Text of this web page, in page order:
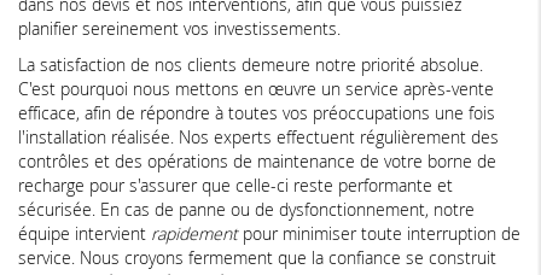
planifier sereinement vos investissements.
La satisfaction de nos clients demeure notre priorité absolue.
C'est pourquoi nous mettons en œuvre un service après-vente
efficace, afin de répondre à toutes vos préoccupations une fois
l'installation réalisée. Nos experts effectuent régulièrement des
contrôles et des opérations de maintenance de votre borne de
recharge pour s'assurer que celle-ci reste performante et
sécurisée. En cas de panne ou de dysfonctionnement, notre
équipe intervient rapidementpour minimiser toute interruption de
service. Nous croyons fermement que la confiance se construit